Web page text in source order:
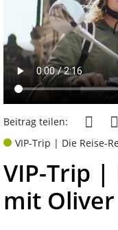
Beitrag teilen:
VIP-Trip | Die Reise-
VIP-Trip |
mit